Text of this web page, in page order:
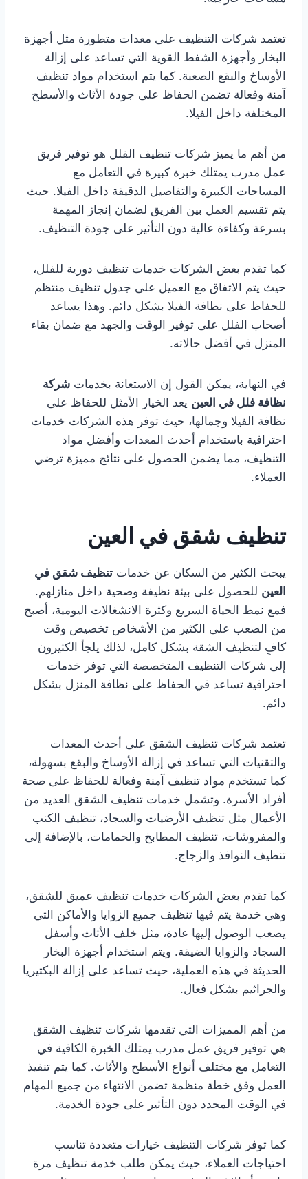
تعتمد شركات التنظيف على معدات متطورة مثل أجهزة
البخار وأجهزة الشفط القوية التي تساعد على إزالة
الأوساخ والبقع الصعبة. كما يتم استخدام مواد تنظيف
آمنة وفعالة تضمن الحفاظ على جودة الأثاث والأسطح
المختلفة داخل الفيلا.
من أهم ما يميز شركات تنظيف الفلل هو توفير فريق
عمل مدرب يمتلك خبرة كبيرة في التعامل مع
المساحات الكبيرة والتفاصيل الدقيقة داخل الفيلا. حيث
يتم تقسيم العمل بين الفريق لضمان إنجاز المهمة
بسرعة وكفاءة عالية دون التأثير على جودة التنظيف.
كما تقدم بعض الشركات خدمات تنظيف دورية للفلل،
حيث يتم الاتفاق مع العميل على جدول تنظيف منتظم
للحفاظ على نظافة الفيلا بشكل دائم. وهذا يساعد
أصحاب الفلل على توفير الوقت والجهد مع ضمان بقاء
المنزل في أفضل حالاته.
في النهاية، يمكن القول إن الاستعانة بخدمات شركة
نظافة فلل في العين يعد الخيار الأمثل للحفاظ على
نظافة الفيلا وجمالها، حيث توفر هذه الشركات خدمات
احترافية باستخدام أحدث المعدات وأفضل مواد
التنظيف، مما يضمن الحصول على نتائج مميزة ترضي
العملاء.
تنظيف شقق في العين
يبحث الكثير من السكان عن خدمات تنظيف شقق في
العين للحصول على بيئة نظيفة وصحية داخل منازلهم.
فمع نمط الحياة السريع وكثرة الانشغالات اليومية، أصبح
من الصعب على الكثير من الأشخاص تخصيص وقت
كافٍ لتنظيف الشقة بشكل كامل، لذلك يلجأ الكثيرون
إلى شركات التنظيف المتخصصة التي توفر خدمات
احترافية تساعد في الحفاظ على نظافة المنزل بشكل
دائم.
تعتمد شركات تنظيف الشقق على أحدث المعدات
والتقنيات التي تساعد في إزالة الأوساخ والبقع بسهولة،
كما تستخدم مواد تنظيف آمنة وفعالة للحفاظ على صحة
أفراد الأسرة. وتشمل خدمات تنظيف الشقق العديد من
الأعمال مثل تنظيف الأرضيات والسجاد، تنظيف الكنب
والمفروشات، تنظيف المطابخ والحمامات، بالإضافة إلى
تنظيف النوافذ والزجاج.
كما تقدم بعض الشركات خدمات تنظيف عميق للشقق،
وهي خدمة يتم فيها تنظيف جميع الزوايا والأماكن التي
يصعب الوصول إليها عادة، مثل خلف الأثاث وأسفل
السجاد والزوايا الضيقة. ويتم استخدام أجهزة البخار
الحديثة في هذه العملية، حيث تساعد على إزالة البكتيريا
والجراثيم بشكل فعال.
من أهم المميزات التي تقدمها شركات تنظيف الشقق
هي توفير فريق عمل مدرب يمتلك الخبرة الكافية في
التعامل مع مختلف أنواع الأسطح والأثاث. كما يتم تنفيذ
العمل وفق خطة منظمة تضمن الانتهاء من جميع المهام
في الوقت المحدد دون التأثير على جودة الخدمة.
كما توفر شركات التنظيف خيارات متعددة تناسب
احتياجات العملاء، حيث يمكن طلب خدمة تنظيف مرة